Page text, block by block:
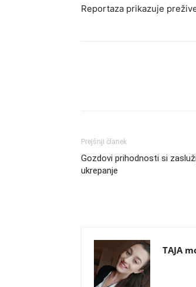
Reportaza prikazuje
Prejšnji članek
Gozdovi prihodnosti si
ukrepanje
TAJA